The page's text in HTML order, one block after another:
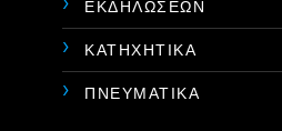
ΕΚΔΗΛΩΣΕΩΝ
ΚΑΤΗΧΗΤΙΚΑ
ΠΝΕΥΜΑΤΙΚΑ